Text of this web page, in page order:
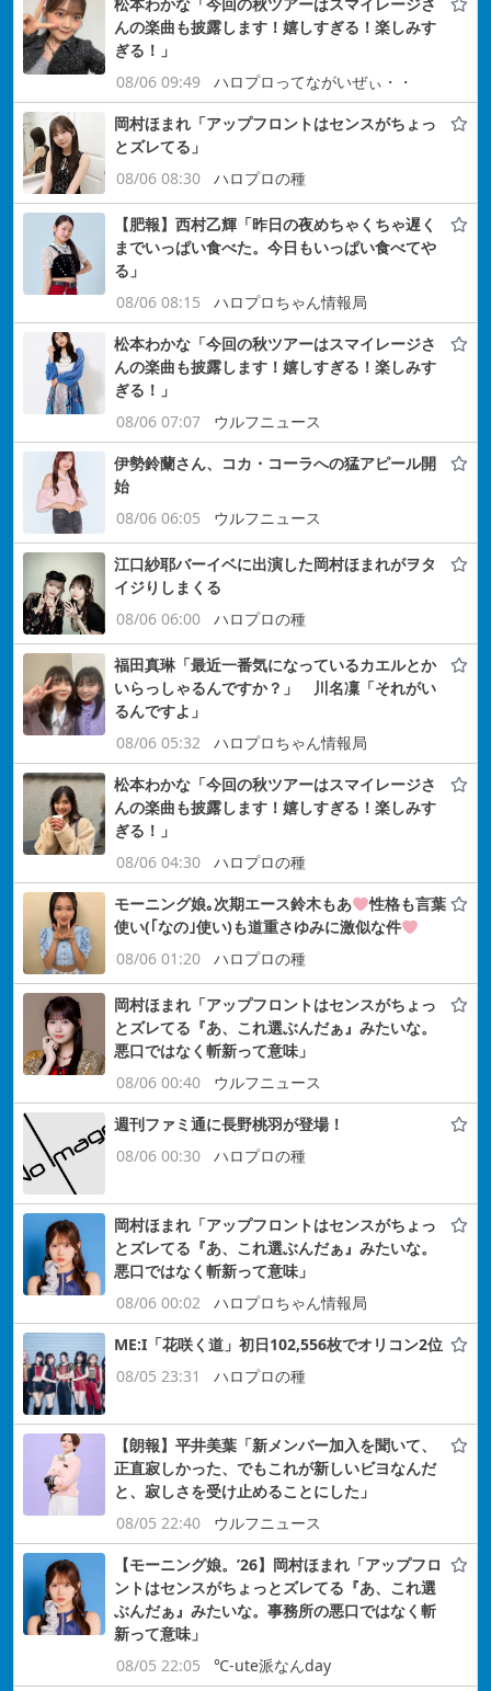
んの楽曲も披露します！嬉しすぎる！楽しみす
ぎる！」
08/06 09:49
ハロプロってながいぜぃ・・
岡村ほまれ「アップフロントはセンスがちょっ
とズレてる」
08/06 08:30
ハロプロの種
【肥報】西村乙輝「昨日の夜めちゃくちゃ遅く
までいっぱい食べた。今日もいっぱい食べてや
る」
08/06 08:15
ハロプロちゃん情報局
松本わかな「今回の秋ツアーはスマイレージさ
んの楽曲も披露します！嬉しすぎる！楽しみす
ぎる！」
08/06 07:07
ウルフニュース
伊勢鈴蘭さん、コカ・コーラへの猛アピール開
始
08/06 06:05
ウルフニュース
江口紗耶バーイベに出演した岡村ほまれがヲタ
イジりしまくる
08/06 06:00
ハロプロの種
福田真琳「最近一番気になっているカエルとか
いらっしゃるんですか？」 川名凜「それがい
るんですよ」
08/06 05:32
ハロプロちゃん情報局
松本わかな「今回の秋ツアーはスマイレージさ
んの楽曲も披露します！嬉しすぎる！楽しみす
ぎる！」
08/06 04:30
ハロプロの種
モーニング娘｡次期エース鈴木もあ
性格も言葉
使い(｢なの｣使い)も道重さゆみに激似な件
08/06 01:20
ハロプロの種
岡村ほまれ「アップフロントはセンスがちょっ
とズレてる『あ、これ選ぶんだぁ』みたいな。
悪口ではなく斬新って意味」
08/06 00:40
ウルフニュース
週刊ファミ通に長野桃羽が登場！
08/06 00:30
ハロプロの種
岡村ほまれ「アップフロントはセンスがちょっ
とズレてる『あ、これ選ぶんだぁ』みたいな。
悪口ではなく斬新って意味」
08/06 00:02
ハロプロちゃん情報局
ME:I「花咲く道」初日102,556枚でオリコン2位
08/05 23:31
ハロプロの種
【朗報】平井美葉「新メンバー加入を聞いて、
正直寂しかった、でもこれが新しいビヨなんだ
と、寂しさを受け止めることにした」
08/05 22:40
ウルフニュース
【モーニング娘。’26】岡村ほまれ「アップフロ
ントはセンスがちょっとズレてる『あ、これ選
ぶんだぁ』みたいな。事務所の悪口ではなく斬
新って意味」
08/05 22:05
℃-ute派なんday